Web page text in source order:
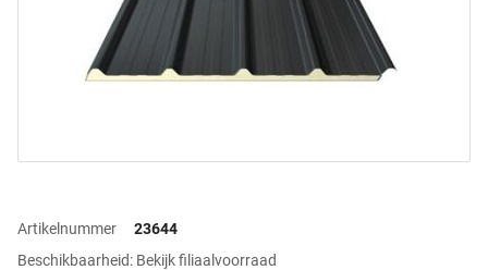
Artikelnummer
23644
Beschikbaarheid: Bekijk filiaalvoorraad